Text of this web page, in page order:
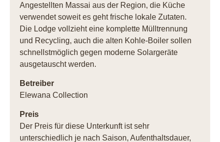
Angestellten Massai aus der Region, die Küche
verwendet soweit es geht frische lokale Zutaten.
Die Lodge vollzieht eine komplette Mülltrennung
und Recycling, auch die alten Kohle-Boiler sollen
schnellstmöglich gegen moderne Solargeräte
ausgetauscht werden.
Betreiber
Elewana Collection
Preis
Der Preis für diese Unterkunft ist sehr
unterschiedlich je nach Saison, Aufenthaltsdauer,